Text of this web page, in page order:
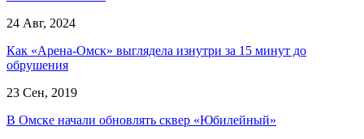
24 Авг, 2024
Как «Арена-Омск» выглядела изнутри за 15 минут до
обрушения
23 Сен, 2019
В Омске начали обновлять сквер «Юбилейный»